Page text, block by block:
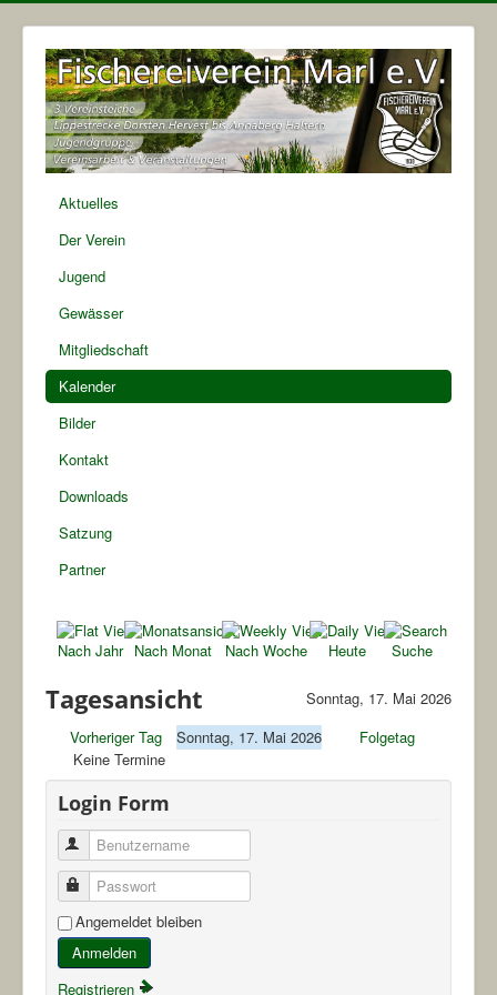
Aktuelles
Der Verein
Jugend
Gewässer
Mitgliedschaft
Kalender
Bilder
Kontakt
Downloads
Satzung
Partner
Nach Jahr Nach Monat Nach Woche Heute Suche
Tagesansicht
Sonntag, 17. Mai 2026
Vorheriger Tag
Sonntag, 17. Mai 2026
Folgetag
Keine Termine
Login Form
Benutzername
Passwort
Angemeldet bleiben
Anmelden
Registrieren